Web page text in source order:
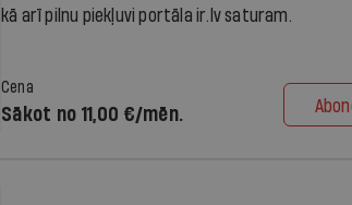
kā arī pilnu piekļuvi portāla ir.lv saturam.
Cena
Sākot no 11,00 €/mēn.